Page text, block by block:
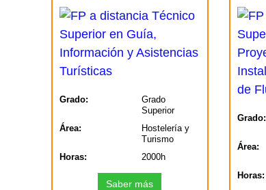
Grado:
Grado
Superior
Área:
Hostelería y
Turismo
Horas:
2000h
Saber más
Grado:
Área:
Horas: